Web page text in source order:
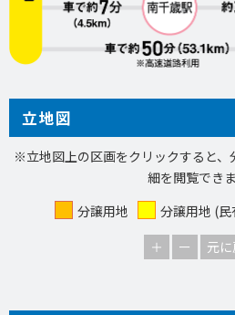
立地図
※立地図上の区画をクリックすると、
細を閲覧できま
分譲用地
分譲用地 (民